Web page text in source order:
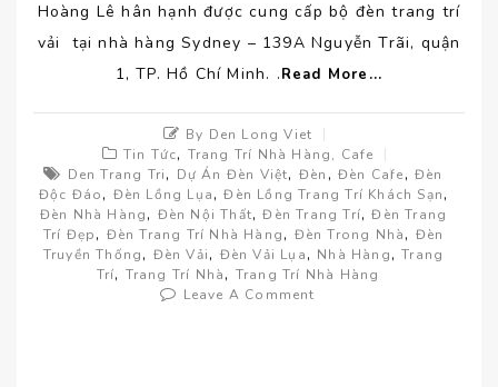
Hoàng Lê hân hạnh được cung cấp bộ đèn trang trí
vải tại nhà hàng Sydney – 139A Nguyễn Trãi, quận
1, TP. Hồ Chí Minh. .Read More...
By Den Long Viet
Tin Tức, Trang Trí Nhà Hàng, Cafe
Den Trang Tri, Dự Án Đèn Việt, Đèn , Đèn Cafe, Đèn
Độc Đáo, Đèn Lồng Lụa,Đèn Lồng Trang Trí Khách Sạn,
Đèn Nhà Hàng, Đèn Nội Thất,Đèn Trang Trí,Đèn Trang
Trí Đẹp, Đèn Trang Trí Nhà Hàng, Đèn Trong Nhà, Đèn
Truyền Thống, Đèn Vải, Đèn Vải Lụa, Nhà Hàng,Trang
Trí, Trang Trí Nhà, Trang Trí Nhà Hàng
Leave A Comment